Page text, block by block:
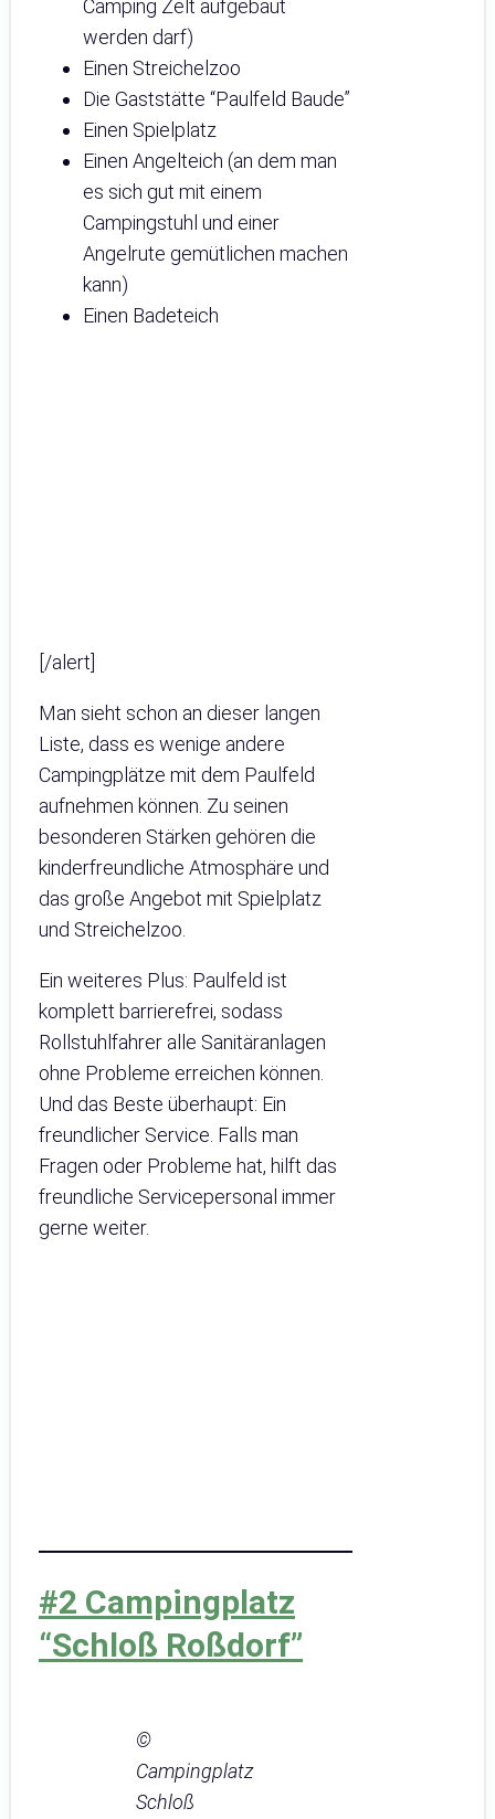
Camping Zelt aufgebaut
werden darf)
Einen Streichelzoo
Die Gaststätte “Paulfeld Baude”
Einen Spielplatz
Einen Angelteich (an dem man
es sich gut mit einem
Campingstuhl und einer
Angelrute gemütlichen machen
kann)
Einen Badeteich
[/alert]
Man sieht schon an dieser langen
Liste, dass es wenige andere
Campingplätze mit dem Paulfeld
aufnehmen können. Zu seinen
besonderen Stärken gehören die
kinderfreundliche Atmosphäre und
das große Angebot mit Spielplatz
und Streichelzoo.
Ein weiteres Plus: Paulfeld ist
komplett barrierefrei, sodass
Rollstuhlfahrer alle Sanitäranlagen
ohne Probleme erreichen können.
Und das Beste überhaupt: Ein
freundlicher Service. Falls man
Fragen oder Probleme hat, hilft das
freundliche Servicepersonal immer
gerne weiter.
#2 Campingplatz
“Schloß Roßdorf”
©
Campingplatz
Schloß